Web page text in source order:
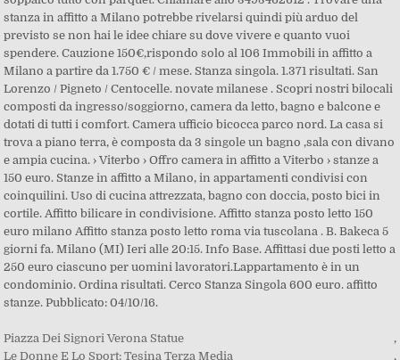
Piazza Dei Signori Verona Statue
,
Le Donne E Lo Sport: Tesina Terza Media
,